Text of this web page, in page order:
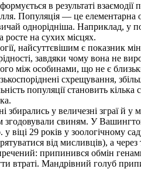
в результаті взаємодії
Популяція — це
однорідніша. Наприклад, у
росте на сухих місцях.
найсуттєвішим є показник
завдяки чому вона не
між особинами, що не є
схрещування,
популяції становить кілька
у величезні зграї й у
свиням. У
віці 29 років у зоологічному
від мисливців), а через
припинився обмін
втраті. Мандрівний голуб